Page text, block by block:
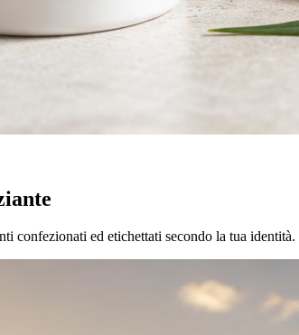
confezionati ed etichettati secondo la tua